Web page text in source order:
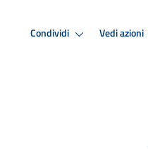
Condividi Vedi azioni